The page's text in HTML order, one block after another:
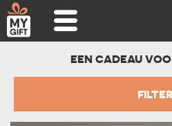
EEN CADEAU
FILTER